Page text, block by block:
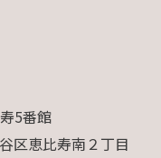
5番館
区恵比寿南２丁目